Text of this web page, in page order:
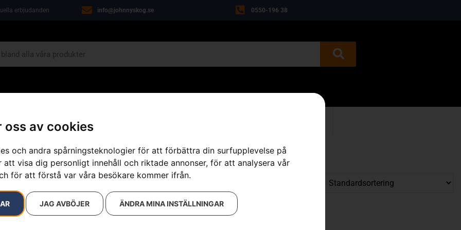
oss av cookies
och andra spårningsteknologier för att förbättra din surfupplevelse på
visa dig personligt innehåll och riktade annonser, för att analysera vår
för att förstå var våra besökare kommer ifrån.
JAG AVBÖJER ÄNDRA MINA INSTÄLLNINGAR
erbjudanden info@johnnyskog.se 0550-196 38
ÖVRIGT